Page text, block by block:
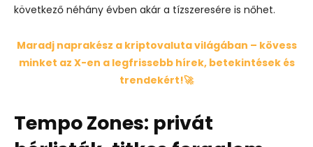
következő néhány évben akár a tízszeresére is nőhet.
Maradj naprakész a kriptovaluta világában – kövess
minket az X-en a legfrissebb hírek, betekintések és
trendekért!🚀
Tempo Zones: privát